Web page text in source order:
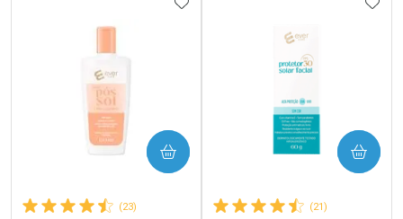
(23)
COMPRAR
(21)
COMPRAR